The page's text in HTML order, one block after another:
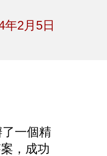
年2月 5日
一個精
，成功